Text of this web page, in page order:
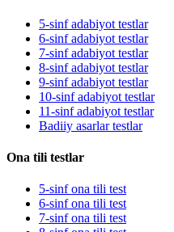
5-sinf adabiyot testlar
6-sinf adabiyot testlar
7-sinf adabiyot testlar
8-sinf adabiyot testlar
9-sinf adabiyot testlar
10-sinf adabiyot testlar
11-sinf adabiyot testlar
Badiiy asarlar testlar
Ona tili testlar
5-sinf ona tili test
6-sinf ona tili test
7-sinf ona tili test